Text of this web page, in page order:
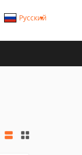
Русский